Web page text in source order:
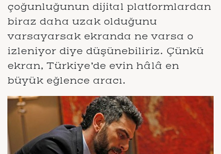
çoğunluğunun dijital platformlardan
biraz daha uzak olduğunu
varsayarsak ekranda ne varsa o
izleniyor diye düşünebiliriz. Çünkü
ekran, Türkiye’de evin hâlâ en
büyük eğlence aracı.